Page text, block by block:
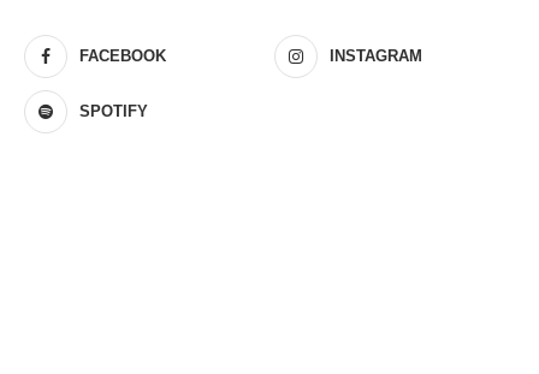
FACEBOOK INSTAGRAM
SPOTIFY